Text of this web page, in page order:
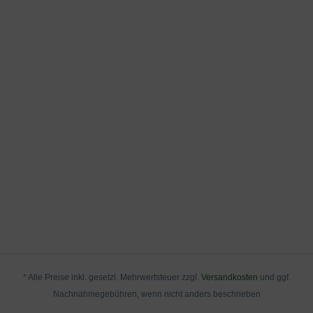
* Alle Preise inkl. gesetzl. Mehrwertsteuer zzgl. Versandkosten und ggf.
Nachnahmegebühren, wenn nicht anders beschrieben